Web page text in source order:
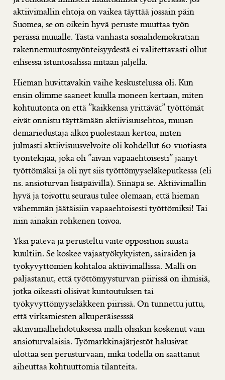
aktiivimallin ehtoja on vaikea täyttää jossain päin
Suomea, se on oikein hyvä peruste muuttaa työn
perässä muualle. Tästä vanhasta sosialidemokratian
rakennemuutosmyönteisyydestä ei valitettavasti ollut
eilisessä istuntosalissa mitään jäljellä.
Hieman huvittavakin vaihe keskustelussa oli. Kun
ensin olimme saaneet kuulla moneen kertaan, miten
kohtuutonta on että ”kaikkensa yrittävät” työttömät
eivät onnistu täyttämään aktiivisuusehtoa, muuan
demariedustaja alkoi puolestaan kertoa, miten
julmasti aktiivisuusvelvoite oli kohdellut 60-vuotiasta
työntekijää, joka oli ”aivan vapaaehtoisesti” jäänyt
työttömäksi ja oli nyt siis työttömyyseläkeputkessa (eli
ns. ansioturvan lisäpäivillä). Siinäpä se. Aktiivimallin
hyvä ja toivottu seuraus tulee olemaan, että hieman
vähemmän jäätäisiin vapaaehtoisesti työttömiksi! Tai
niin ainakin rohkenen toivoa.
Yksi pätevä ja perusteltu väite opposition suusta
kuultiin. Se koskee vajaatyökykyisten, sairaiden ja
työkyvyttömien kohtaloa aktiivimallissa. Malli on
paljastanut, että työttömyysturvan piirissä on ihmisiä,
jotka oikeasti olisivat kuntoutuksen tai
työkyvyttömyyseläkkeen piirissä. On tunnettu juttu,
että virkamiesten alkuperäisesssä
aktiivimalliehdotuksessa malli olisikin koskenut vain
ansioturvalaisia. Työmarkkinajärjestöt halusivat
ulottaa sen perusturvaan, mikä todella on saattanut
aiheuttaa kohtuuttomia tilanteita.